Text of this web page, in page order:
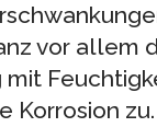
vor allem
mit
Korrosion